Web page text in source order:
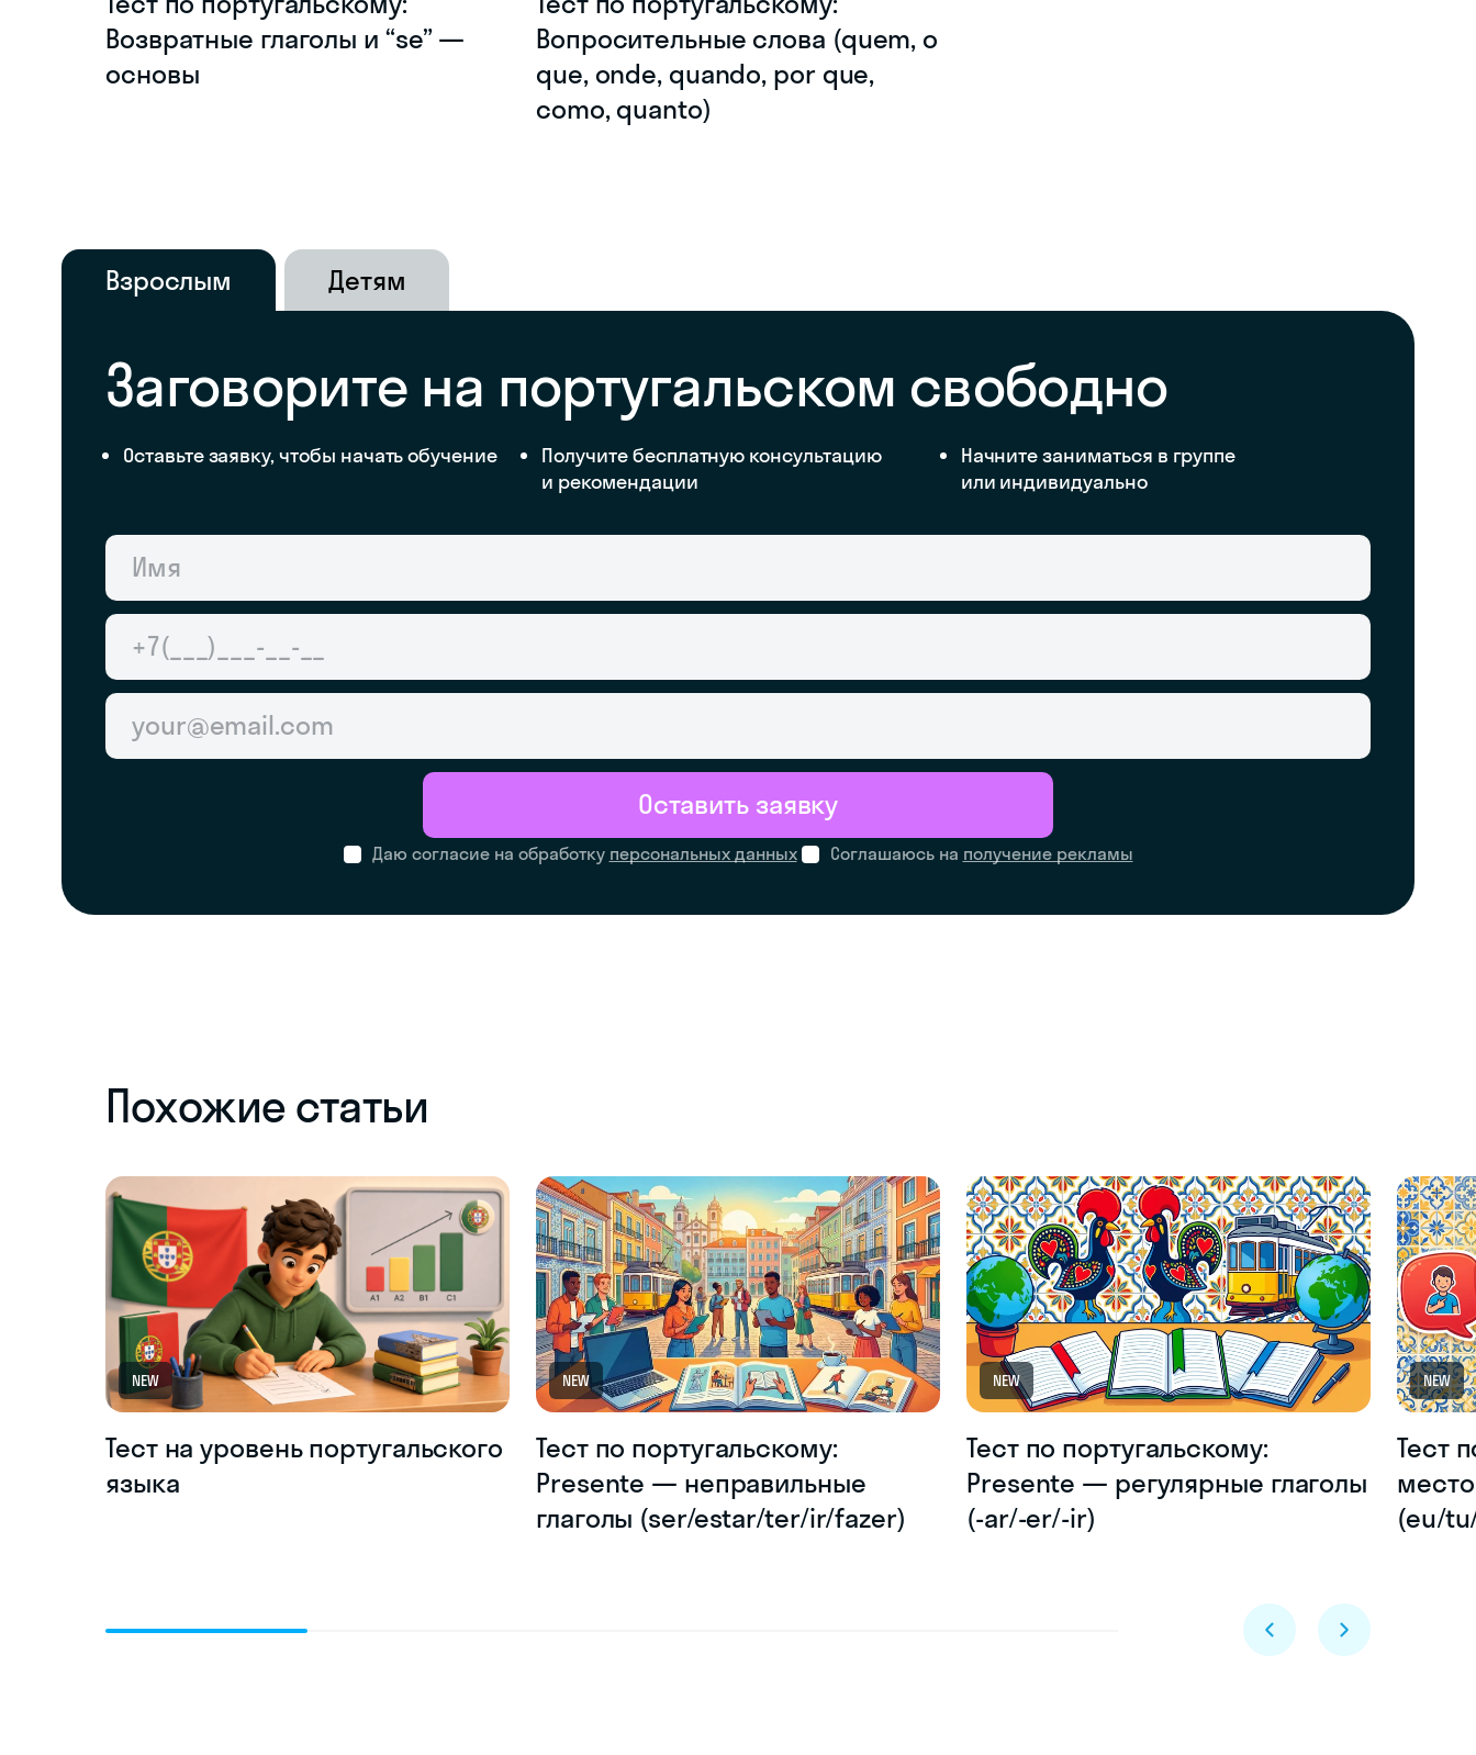
Возвратные глаголы и “se” —
основы
Вопросительные слова (quem, o
que, onde, quando, por que,
como, quanto)
Взрослым Детям
Заговорите на португальском свободно
Оставьте заявку, чтобы начать обучение
Получите бесплатную консультацию
и рекомендации
Начните заниматься в группе
или индивидуально
Даю согласие на обработку персональных данных Соглашаюсь на получение рекламы
Оставить заявку
Похожие статьи
NEW
Тест на уровень португальского
языка
NEW
Тест по португальскому:
Presente — неправильные
глаголы (ser/estar/ter/ir/fazer)
NEW
Тест по португальскому:
Presente — регулярные глаголы
(-ar/-er/-ir)
NEW
Тест
(eu/